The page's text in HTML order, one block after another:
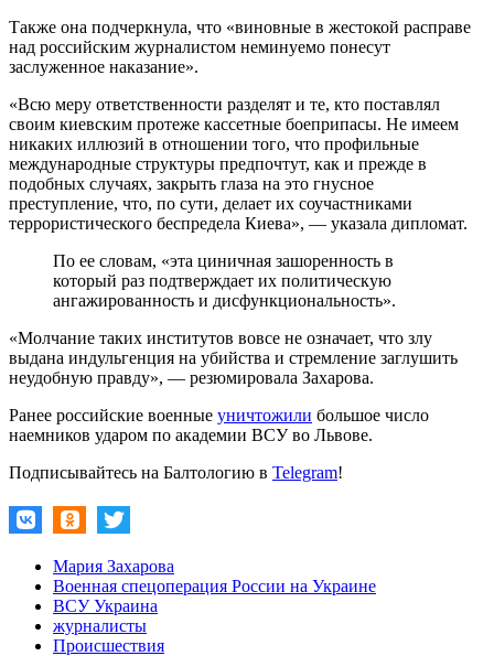
Также она подчеркнула, что «виновные в жестокой расправе
над российским журналистом неминуемо понесут
заслуженное наказание».
«Всю меру ответственности разделят и те, кто поставлял
своим киевским протеже кассетные боеприпасы. Не имеем
никаких иллюзий в отношении того, что профильные
международные структуры предпочтут, как и прежде в
подобных случаях, закрыть глаза на это гнусное
преступление, что, по сути, делает их соучастниками
террористического беспредела Киева», — указала дипломат.
По ее словам, «эта циничная зашоренность в
который раз подтверждает их политическую
ангажированность и дисфункциональность».
«Молчание таких институтов вовсе не означает, что злу
выдана индульгенция на убийства и стремление заглушить
неудобную правду», — резюмировала Захарова.
Ранее российские военные уничтожили большое число
наемников ударом по академии ВСУ во Львове.
Подписывайтесь на Балтологию в Telegram!
Мария Захарова
Военная спецоперация России на Украине
ВСУ Украина
журналисты
Происшествия